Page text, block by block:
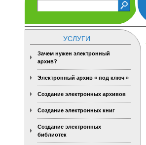
УСЛУГИ
Зачем нужен электронный
архив?
Электронный архив « под ключ »
Создание электронных архивов
Создание электронных книг
Создание электронных
библиотек